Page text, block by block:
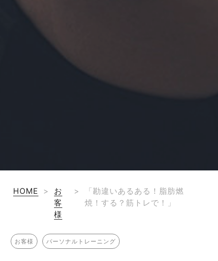
HOME >
お
客
様
>
「勘違いあるある！脂肪燃
焼！する？筋トレで！」
お客様 パーソナルトレーニング